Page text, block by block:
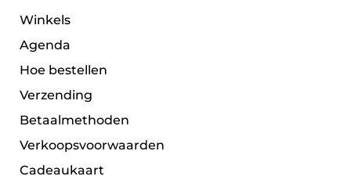
Winkels
Agenda
Hoe bestellen
Verzending
Betaalmethoden
Verkoopsvoorwaarden
Cadeaukaart